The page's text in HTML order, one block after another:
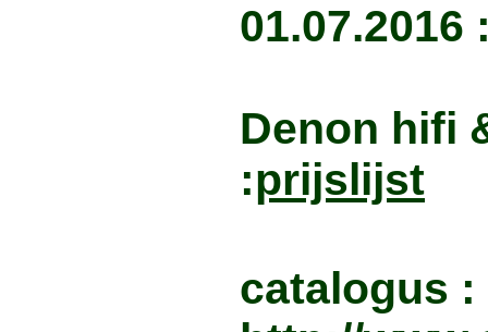
01.07.2016
Denon hifi
:prijslijst
catalogus